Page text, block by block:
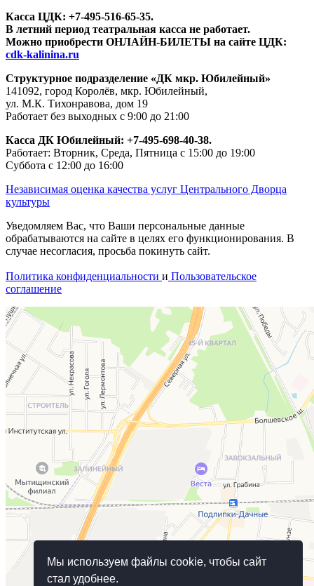
Мы используем файлы cookie, чтобы сайт
стал удобнее.
Касса ЦДК: +7-495-516-65-35.
В летний период театральная касса не работает.
Можно приобрести ОНЛАЙН-БИЛЕТЫ на сайте ЦДК:
cdk-kalinina.ru
Структурное подразделение «ДК мкр. Юбилейный»
141092, город Королёв, мкр. Юбилейный,
ул. М.К. Тихонравова, дом 19
Работает без выходных с 9:00 до 21:00
Касса ДК Юбилейный: +7-495-698-40-38.
Работает: Вторник, Среда, Пятница с 15:00 до 19:00
Суббота с 12:00 до 16:00
Независимая оценка качества услуг Центрального Дворца
культуры
Уведомляем Вас, что Ваши персональные данные
обрабатываются на сайте в целях его функционирования. В
случае несогласия, просьба покинуть сайт.
Политика конфиденциальности и Пользовательское
соглашение